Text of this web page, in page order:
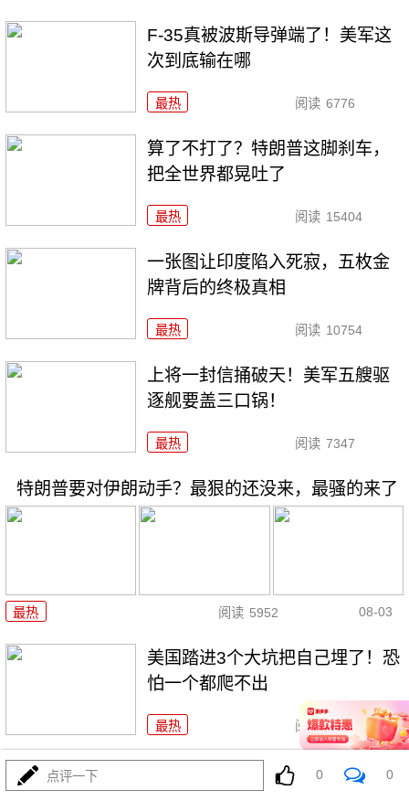
F-35真被波斯导弹端了！美军这
次到底输在哪
最热 阅读 6776
算了不打了？特朗普这脚刹车，
把全世界都晃吐了
最热 阅读 15404
一张图让印度陷入死寂，五枚金
牌背后的终极真相
最热 阅读 10754
上将一封信捅破天！美军五艘驱
逐舰要盖三口锅！
最热 阅读 7347
特朗普要对伊朗动手？最狠的还没来，最骚的来了
最热 阅读 5952 08-03
美国踏进3个大坑把自己埋了！恐
怕一个都爬不出
最热 阅读 17254
政治自杀！菲律宾防长，你这是在给菲律宾掘墓！
点评一下 0 0